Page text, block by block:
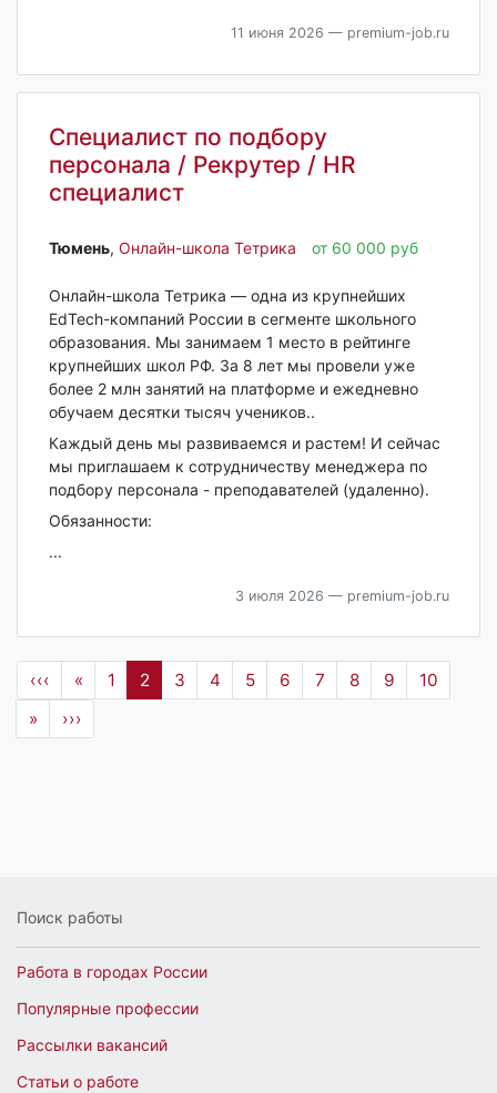
11 июня 2026 — premium-job.ru
Специалист по подбору
персонала / Рекрутер / HR
специалист
Тюмень‎, Онлайн-школа Тетрика от 60 000 руб
Онлайн-школа Тетрика — одна из крупнейших
EdTech-компаний России в сегменте школьного
образования. Мы занимаем 1 место в рейтинге
крупнейших школ РФ. За 8 лет мы провели уже
более 2 млн занятий на платформе и ежедневно
обучаем десятки тысяч учеников..
Каждый день мы развиваемся и растем! И сейчас
мы приглашаем к сотрудничеству менеджера по
подбору персонала - преподавателей (удаленно).
Обязанности:
...
3 июля 2026 — premium-job.ru
‹‹‹ « 1 2 3 4 5 6 7 8 9
10
»
›››
Поиск работы
Работа в городах России
Популярные профессии
Рассылки вакансий
Статьи о работе